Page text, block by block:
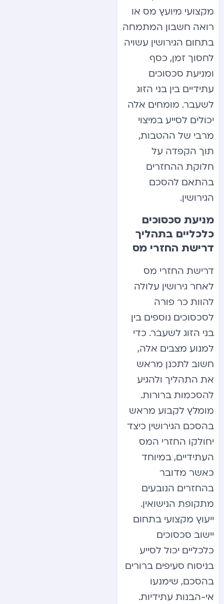
מקצועי מיועץ מס או
רואה חשבון המתמחה
בתחום הגירושין עשויה
לחסוך זמן, כסף
ומניעת סכסוכים
עתידיים בין בני הזוג
לשעבר. מומחים אלה
יכולים לסייע במיצוי
מרבי של ההטבות,
תוך הקפדה על
חלוקת ההחזרים
בהתאם להסכם
הגירושין.
מניעת סכסוכים
כלכליים בתהליך
דרישת החזרי מס
דרישת החזרי מס
לאחר גירושין עלולה
להוות כר פורה
לסכסוכים נוספים בין
בני הזוג לשעבר. כדי
למנוע מצבים אלה,
חשוב לתכנן מראש
את התהליך ולהגיע
להסכמות ברורות.
מומלץ לקבוע מראש
בהסכם הגירושין כיצד
יחולקו החזרי המס
העתידיים, במיוחד
כאשר מדובר
בהחזרים הנובעים
מתקופת הנישואין.
ייעוץ מקצועי בתחום
יישוב סכסוכים
כלכליים יכול לסייע
בניסוח סעיפים ברורים
בהסכם, שימנעו
אי-הבנות עתידיות.